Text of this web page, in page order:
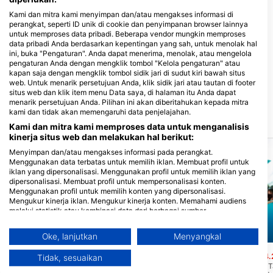
Dive Point Siquijor, Maite,
San Juan
Republika Beach Bar, 6227 Maite,
San Juan, Negros - Filipina
VOODOO DIVING CENTER
Lala-o San Juan Siquijor, 6227 San
Juan, Siquijor, Negros - Filipina
Situs penyelaman terdekat
Cabakungan(★4.6)
Terkenal dengan bebatuan berpori, di
Aqualung
Juga dikenal sebagai
Kami dan mitra kami menyimpan dan/atau mengakses informasi di
perangkat, seperti ID unik di cookie dan penyimpanan browser lainnya
untuk memproses data pribadi. Beberapa vendor mungkin memproses
data pribadi Anda berdasarkan kepentingan yang sah, untuk menolak hal
ini, buka "Pengaturan". Anda dapat menerima, menolak, atau mengelola
pengaturan Anda dengan mengklik tombol "Kelola pengaturan" atau
kapan saja dengan mengklik tombol sidik jari di sudut kiri bawah situs
web. Untuk menarik persetujuan Anda, klik sidik jari atau tautan di footer
situs web dan klik item menu Data saya, di halaman itu Anda dapat
menarik persetujuan Anda. Pilihan ini akan diberitahukan kepada mitra
kami dan tidak akan memengaruhi data penjelajahan.
Kami dan mitra kami memproses data untuk menganalisis
kinerja situs web dan melakukan hal berikut:
Menyimpan dan/atau mengakses informasi pada perangkat.
Menggunakan data terbatas untuk memilih iklan. Membuat profil untuk
iklan yang dipersonalisasi. Menggunakan profil untuk memilih iklan yang
dipersonalisasi. Membuat profil untuk mempersonalisasi konten.
Menggunakan profil untuk memilih konten yang dipersonalisasi.
Mengukur kinerja iklan. Mengukur kinerja konten. Memahami audiens
melalui statistik atau kombinasi data dari berbagai sumber.
terbatas untuk memilih konten.
Informasi tambahan mengenai penggunaan data oleh Google dapat
ditemukan di sini: https://business.safety.google/privacy/
Data dapat dibagikan ke luar Uni Eropa dan dikirim ke AS.
Oke, lanjutkan Menyangkal
Tidak, sesuaikan